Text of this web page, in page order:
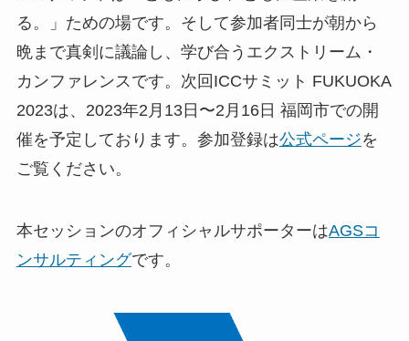
る。」ための場です。そして参加者同士が朝から
晩まで真剣に議論し、学び合うエクストリーム・
カンファレンスです。次回ICCサミット FUKUOKA
2023は、2023年2月13日〜2月16日 福岡市での開
催を予定しております。参加登録は公式ページを
ご覧ください。
本セッションのオフィシャルサポーターはAGSコ
ンサルティングです。